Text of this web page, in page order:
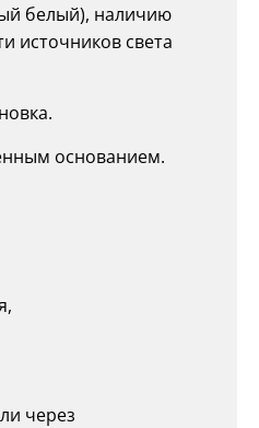
белый), наличию
источников света
основанием.
через